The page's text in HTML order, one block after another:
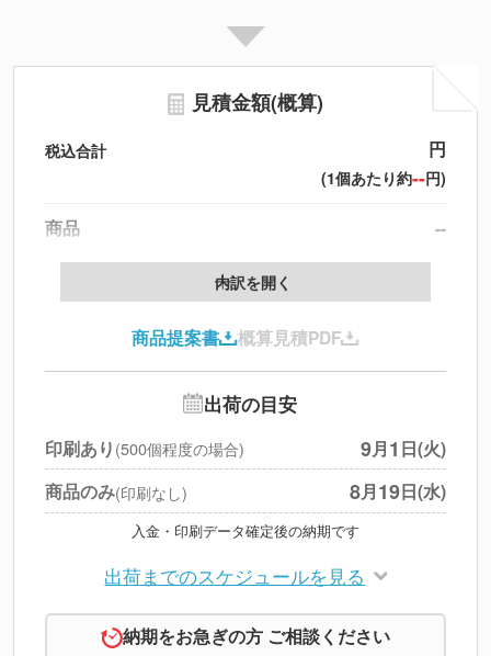
見積金額(概算)
税込合計 円
(1個あたり約--円)
商品
--
製版代
印刷代
北海道・沖縄・離島 別途
円
※上記小計は税別です
内訳を開く
商品提案書 概算見積PDF
出荷の目安
印刷あり (500個程度の場合) 9月1 日(火)
商品のみ(印刷なし) 8月19日(水)
入金・印刷データ確定後の納期です
出荷までのスケジュールを見る
納期をお急ぎの方 ご相談ください